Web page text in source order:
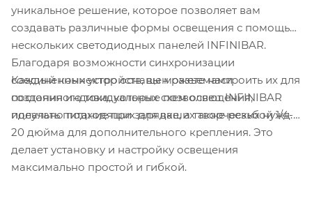
уникальное решение, которое позволяет вам
создавать различные формы освещения с помощью
нескольких светодиодных панелей INFINIBAR.
Благодаря возможности синхронизации
соединенных устройств, вы можете настроить их для
создания индивидуальных схем освещения,
идеально подходящих для ваших творческих нужд.
Каждый коннектор оснащен разъемами
постоянного тока, которые позволяют INFINIBAR
получать питание при зарядке, а также резьбой 1/4-
20 дюйма для дополнительного крепления. Это
делает установку и настройку освещения
максимально простой и гибкой.